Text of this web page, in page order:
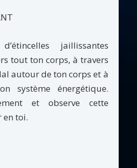
jaillissantes
tout ton corps, à travers
autour de ton corps et à
système énergétique.
et observe cette
en toi.